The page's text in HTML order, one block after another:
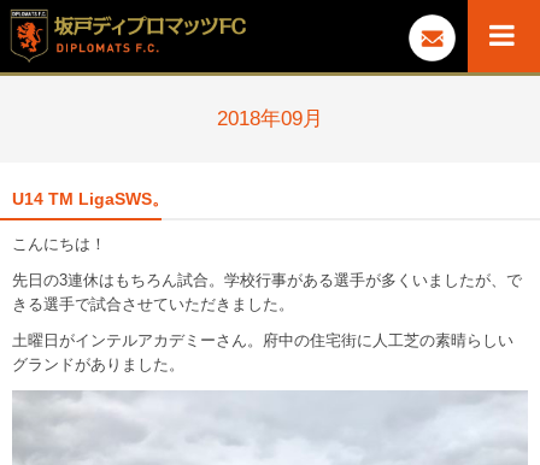
2018年09月
U14 TM LigaSWS。
こんにちは！
先日の3連休はもちろん試合。学校行事がある選手が多くいましたが、で
きる選手で試合させていただきました。
土曜日がインテルアカデミーさん。府中の住宅街に人工芝の素晴らしい
グランドがありました。